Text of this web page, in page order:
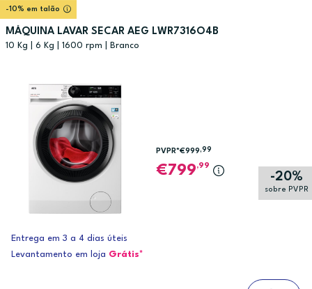
-10% em talão
MÁQUINA LAVAR SECAR AEG LWR7316O4B
10 Kg | 6 Kg | 1600 rpm | Branco
-20%
sobre PVPR
PVPR*€999,99
799,99
Entrega em 3 a 4 dias úteis
Levantamento em loja Grátis*